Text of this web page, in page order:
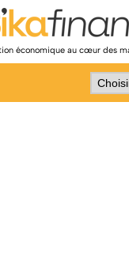
économique au cœur des